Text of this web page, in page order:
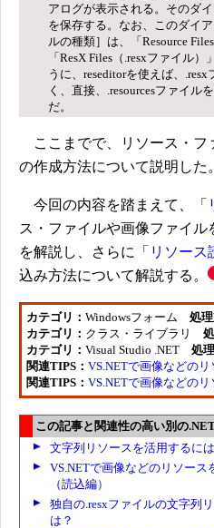
アログが表示される。そのダ
を保存する。なお、このダイ
ルの種類］は、「Resource
「ResX Files（.resxファイル
うに、reseditorを使えば、
く、直接、.resourcesファイル
だ。
ここまでで、リソース・フ
の作成方法について説明した。
今回の内容を踏まえて、「
ス・ファイルや画像ファイ
を解説し、さらに「 リソース
込み方法について解説する。
カテゴリ： Windowsフォーム 処理
カテゴリ： クラス・ライブラリ
カテゴリ： Visual Studio .NET 処
関連TIPS： VS.NETで画像などの
関連TIPS： VS.NETで画像などの
この記事と関連性の高い別の
文字列リソースを活用するに
VS.NETで画像などのリソース
（読込編）
独自の.resxファイルの文字列
は？